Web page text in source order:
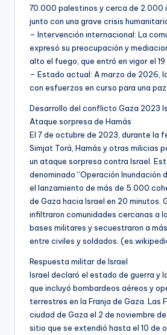
70.000 palestinos y cerca de 2.000
junto con una grave crisis
– Intervención internacional: La
expresó su preocupación y
alto el fuego, que entró en vigor el
– Estado actual: A marzo de 2026,
con esfuerzos en curso para una paz
Desarrollo del conflicto Gaza 2023
Ataque sorpresa de Hamás
El 7 de octubre de 2023, durante la
Simjat Torá, Hamás y otras milicias
un ataque sorpresa contra Israel.
denominado “Operación Inundación
el lanzamiento de más de 5.000
de Gaza hacia Israel en 20 minutos.
infiltraron comunidades cercanas a
bases militares y secuestraron a
entre civiles y soldados.
Respuesta militar de Israel
Israel declaró el estado de guerra y
que incluyó bombardeos aéreos y
terrestres en la Franja de Gaza. Las
ciudad de Gaza el 2 de noviembre
sitio que se extendió hasta el 10 de